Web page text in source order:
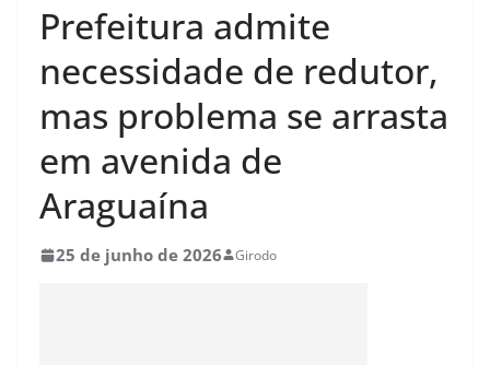
Prefeitura admite
necessidade de redutor,
mas problema se arrasta
em avenida de
Araguaína
25 de junho de 2026 Girodo